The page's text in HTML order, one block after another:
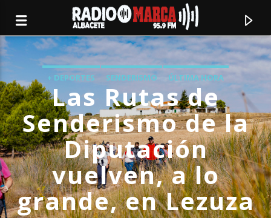
+ DEPORTES SENDERISMO ÚLTIMA HORA
Las Rutas de
Senderismo de la
Diputación
vuelven, a lo
grande, en Lezuza